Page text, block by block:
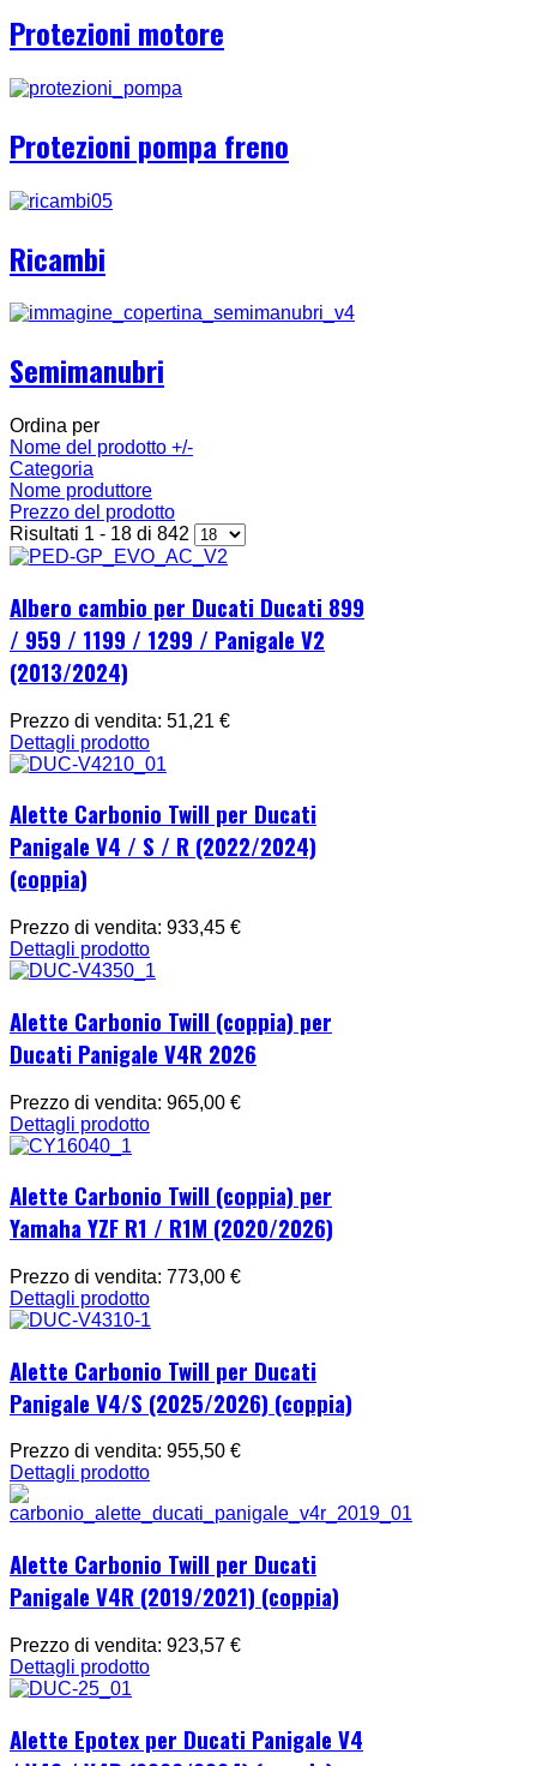
Protezioni motore
Protezioni pompa freno
Ricambi
Semimanubri
Ordina per
Nome del prodotto +/-
Categoria
Nome produttore
Prezzo del prodotto
Risultati 1 - 18 di 842
Albero cambio per Ducati Ducati 899
/ 959 / 1199 / 1299 / Panigale V2
(2013/2024)
Prezzo di vendita: 51,21 €
Dettagli prodotto
Alette Carbonio Twill per Ducati
Panigale V4 / S / R (2022/2024)
(coppia)
Prezzo di vendita: 933,45 €
Dettagli prodotto
Alette Carbonio Twill (coppia) per
Ducati Panigale V4R 2026
Prezzo di vendita: 965,00 €
Dettagli prodotto
Alette Carbonio Twill (coppia) per
Yamaha YZF R1 / R1M (2020/2026)
Prezzo di vendita: 773,00 €
Dettagli prodotto
Alette Carbonio Twill per Ducati
Panigale V4/S (2025/2026) (coppia)
Prezzo di vendita: 955,50 €
Dettagli prodotto
Alette Carbonio Twill per Ducati
Panigale V4R (2019/2021) (coppia)
Prezzo di vendita: 923,57 €
Dettagli prodotto
Alette Epotex per Ducati Panigale V4